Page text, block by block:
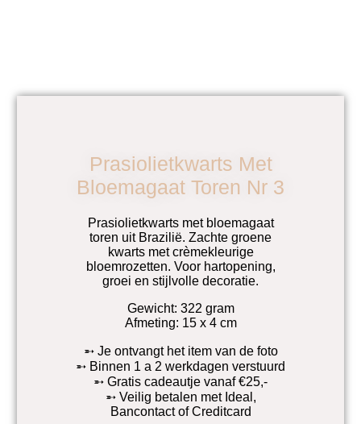
Prasiolietkwarts Met
Bloemagaat Toren Nr 3
Prasiolietkwarts met bloemagaat
toren uit Brazilië. Zachte groene
kwarts met crèmekleurige
bloemrozetten. Voor hartopening,
groei en stijlvolle decoratie.
Gewicht: 322 gram
Afmeting: 15 x 4 cm
➵ Je ontvangt het item van de foto
➵ Binnen 1 a 2 werkdagen verstuurd
➵ Gratis cadeautje vanaf €25,-
➵ Veilig betalen met Ideal,
Bancontact of Creditcard